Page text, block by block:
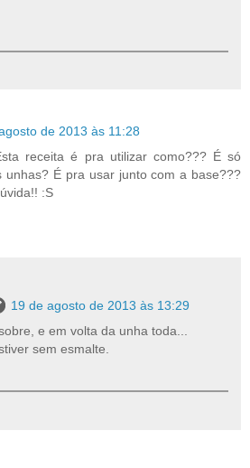
de 2013 às 11:28
receita é pra utilizar como??? É só
unhas? É pra usar junto com a base???
:S
19 de agosto de 2013 às 13:29
e em volta da unha toda...
sem esmalte.